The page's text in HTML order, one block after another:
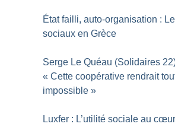
État failli, auto-organisation :
sociaux en Grèce
Serge Le Quéau (Solidaires
« Cette coopérative rendrait
impossible »
Luxfer : L’utilité sociale au